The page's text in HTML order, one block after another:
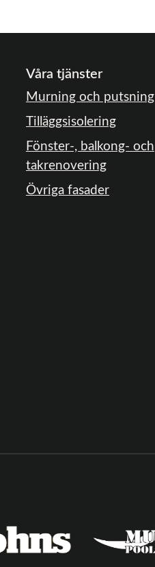
Våra tjänster
Murning och putsning
Tilläggsisolering
Fönster-, balkong- och
takrenovering
Övriga fasader